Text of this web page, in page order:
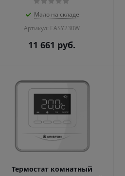
Мало на складе
Артикул: EASY230W
11 661 руб.
Термостат комнатный